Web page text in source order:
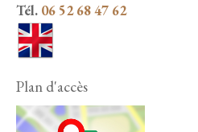
Tél. 06 52 68 47 62
Plan d'accès